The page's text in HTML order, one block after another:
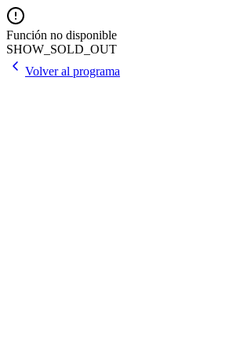
Función no disponible
SHOW_SOLD_OUT
Volver al programa